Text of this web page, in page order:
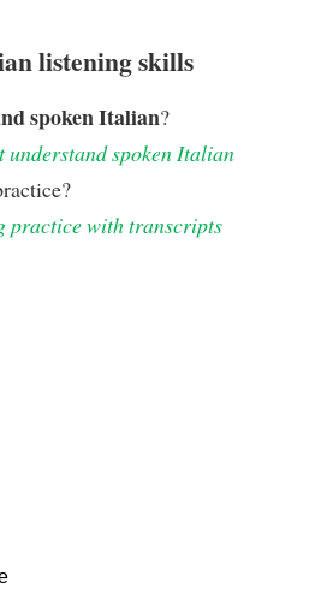
listening skills
spoken Italian?
understand spoken Italian
practice with transcripts